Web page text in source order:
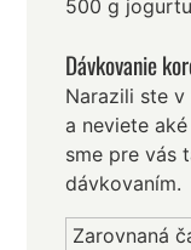
500 g
Dávkovanie
Narazili ste
a neviete
sme pre vás
dávkovaním.
Zarovnaná